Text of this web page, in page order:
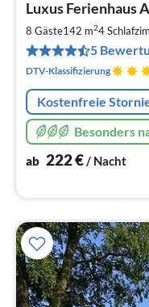
Luxus Ferienhaus
8 Gäste142 m24
5
DTV-Klassifizierung
Kostenfreie
Besonders
ab 222€/ Nacht